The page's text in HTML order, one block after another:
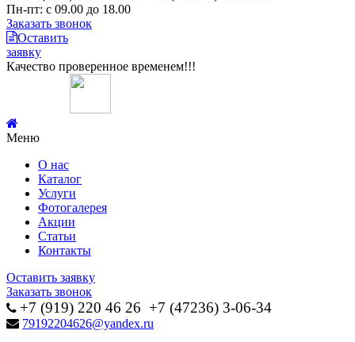
Пн-пт: с 09.00 до 18.00
Заказать звонок
Оставить
заявку
Качество проверенное временем!!!
Меню
О нас
Каталог
Услуги
Фотогалерея
Акции
Статьи
Контакты
Оставить заявку
Заказать звонок
+7 (919) 220 46 26 +7 (47236) 3-06-34
79192204626@yandex.ru